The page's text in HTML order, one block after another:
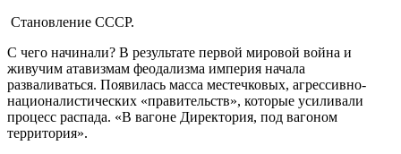
Становление СССР.
С чего начинали? В результате первой мировой война и
живучим атавизмам феодализма империя начала
разваливаться. Появилась масса местечковых, агрессивно-
националистических «правительств», которые усиливали
процесс распада. «В вагоне Директория, под вагоном
территория».